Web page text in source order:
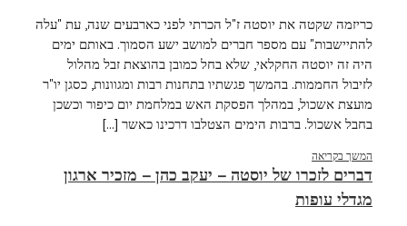
כריזמה שקטה את יוסטה ז"ל הכרתי לפני כארבעים שנה, עת "עלה
להתיישבות" עם מספר חברים למושב ישע הסמוך. באותם ימים
היה זה יוסטה החקלאי, שלא בחל כמובן בהוצאת זבל מהלול
לזיבול החממות. בהמשך פגשתיו בתחנות רבות ומגוונות, כסגן יו"ר
מועצת אשכול, במהלך הפסקת האש במלחמת יום כיפור וכשכן
בחבל אשכול. ברבות הימים הצטלבו דרכינו כאשר [...]
המשך בקריאה
דברים לזכרו של יוסטה – יעקב כהן – מזכיר ארגון
מגדלי עופות